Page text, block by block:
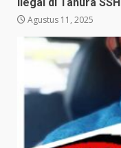
Agustus 11, 2025